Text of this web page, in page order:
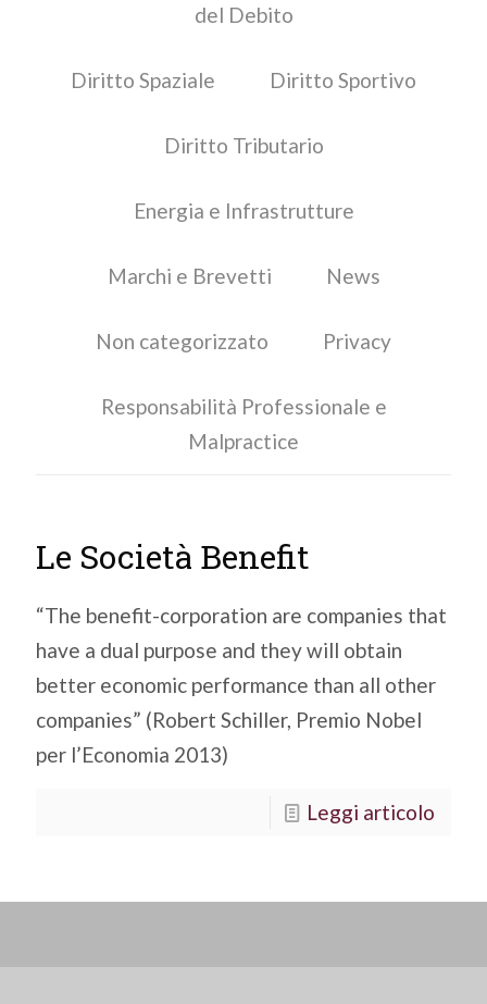
del Debito
Diritto Spaziale Diritto Sportivo
Diritto Tributario
Energia e Infrastrutture
Marchi e Brevetti News
Non categorizzato Privacy
Responsabilità Professionale e
Malpractice
Le Società Benefit
“The benefit-corporation are companies that
have a dual purpose and they will obtain
better economic performance than all other
companies” (Robert Schiller, Premio Nobel
per l’Economia 2013)
Leggi articolo